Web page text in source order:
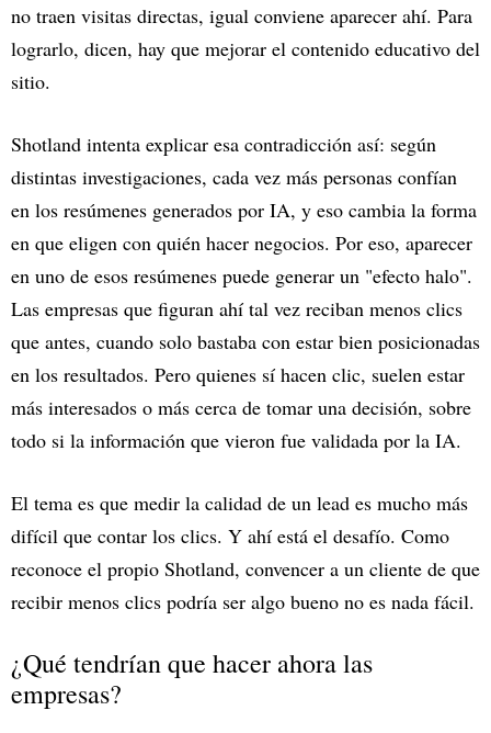
no traen visitas directas, igual conviene aparecer ahí. Para
lograrlo, dicen, hay que mejorar el contenido educativo del
sitio.
Shotland intenta explicar esa contradicción así: según
distintas investigaciones, cada vez más personas confían
en los resúmenes generados por IA, y eso cambia la forma
en que eligen con quién hacer negocios. Por eso, aparecer
en uno de esos resúmenes puede generar un "efecto halo".
Las empresas que figuran ahí tal vez reciban menos clics
que antes, cuando solo bastaba con estar bien posicionadas
en los resultados. Pero quienes sí hacen clic, suelen estar
más interesados o más cerca de tomar una decisión, sobre
todo si la información que vieron fue validada por la IA.
El tema es que medir la calidad de un lead es mucho más
difícil que contar los clics. Y ahí está el desafío. Como
reconoce el propio Shotland, convencer a un cliente de que
recibir menos clics podría ser algo bueno no es nada fácil.
¿Qué tendrían que hacer ahora las
empresas?